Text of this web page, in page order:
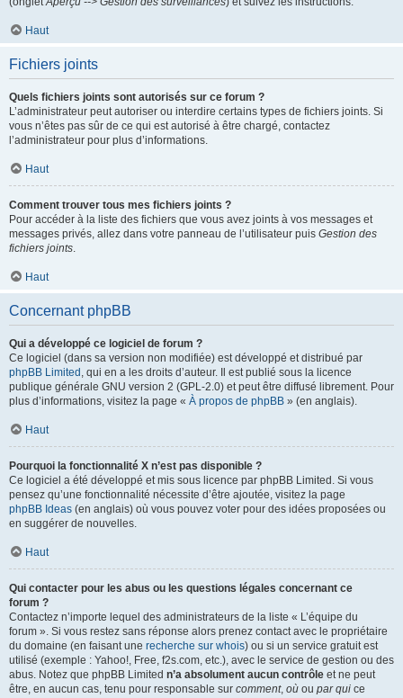
Haut
Fichiers joints
Quels fichiers joints sont autorisés sur ce forum ?
L’administrateur peut autoriser ou interdire certains types de fichiers joints. Si
vous n’êtes pas sûr de ce qui est autorisé à être chargé, contactez
l’administrateur pour plus d’informations.
Haut
Comment trouver tous mes fichiers joints ?
Pour accéder à la liste des fichiers que vous avez joints à vos messages et
messages privés, allez dans votre panneau de l’utilisateur puis Gestion des
fichiers joints.
Haut
Concernant phpBB
Qui a développé ce logiciel de forum ?
Ce logiciel (dans sa version non modifiée) est développé et distribué par
phpBB Limited , qui en a les droits d’auteur. Il est publié sous la licence
publique générale GNU version 2 (GPL-2.0) et peut être diffusé librement. Pour
plus d’informations, visitez la page « À propos de phpBB » (en anglais).
Haut
Pourquoi la fonctionnalité X n’est pas disponible ?
Ce logiciel a été développé et mis sous licence par phpBB Limited. Si vous
pensez qu’une fonctionnalité nécessite d’être ajoutée, visitez la page
phpBB Ideas (en anglais) où vous pouvez voter pour des idées proposées ou
en suggérer de nouvelles.
Haut
Qui contacter pour les abus ou les questions légales concernant ce
forum ?
Contactez n’importe lequel des administrateurs de la liste « L’équipe du
forum ». Si vous restez sans réponse alors prenez contact avec le propriétaire
du domaine (en faisant une recherche sur whois) ou si un service gratuit est
utilisé (exemple : Yahoo!, Free, f2s.com, etc.), avec le service de gestion ou des
abus. Notez que phpBB Limited n’a absolument aucun contrôle et ne peut
être, en aucun cas, tenu pour responsable sur comment, où ou par qui ce